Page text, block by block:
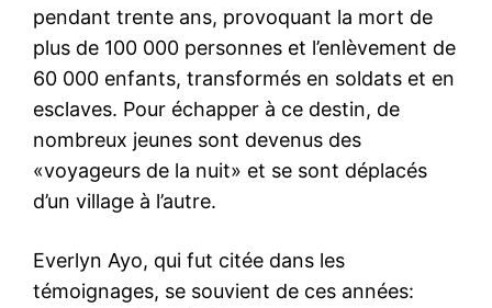
pendant trente ans, provoquant la mort de
plus de 100 000 personnes et l’enlèvement de
60 000 enfants, transformés en soldats et en
esclaves. Pour échapper à ce destin, de
nombreux jeunes sont devenus des
«voyageurs de la nuit» et se sont déplacés
d’un village à l’autre.
Everlyn Ayo, qui fut citée dans les
témoignages, se souvient de ces années: